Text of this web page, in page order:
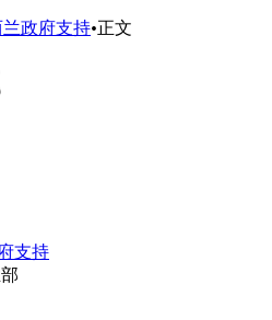
兰政府支持•正文
支持